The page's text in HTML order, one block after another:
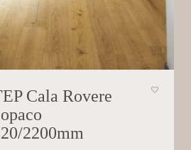
Cala Rovere
2200mm